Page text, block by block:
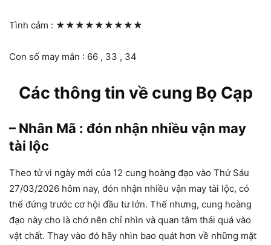
Tình cảm : ★★★★★★★★★
Con số may mắn : 66 , 33 , 34
Các thông tin về cung Bọ Cạp
– Nhân Mã : đón nhận nhiều vận may
tài lộc
Theo tử vi ngày mới của 12 cung hoàng đạo vào Thứ Sáu
27/03/2026 hôm nay, đón nhận nhiều vận may tài lộc, có
thể đứng trước cơ hội đầu tư lớn. Thế nhưng, cung hoàng
đạo này cho là chớ nên chỉ nhìn và quan tâm thái quá vào
vật chất. Thay vào đó hãy nhìn bao quát hơn về những mặt